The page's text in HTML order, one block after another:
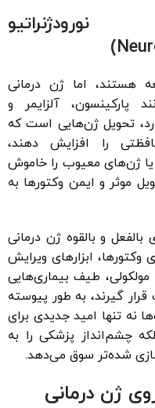
هستند، اما ژن درمانی
پارکینسون، آلزایمر و
تحویل ژن‌هایی است که
را افزایش دهند،
یا ژن‌های معیوب را خاموش
موثر و ایمن وکتورها به
و بالقوه ژن درمانی
ابزارهای ویرایش
طیف بیماری‌هایی
گیرند، به طور پیوسته
تنها امید جدیدی برای
چشم‌انداز پزشکی را به
شده‌تر سوق می‌دهد.
ژن درمانی